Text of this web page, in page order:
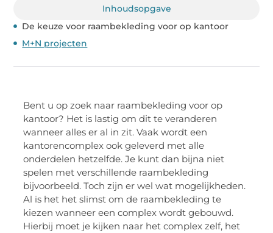
Inhoudsopgave
De keuze voor raambekleding voor op kantoor
M+N projecten
Bent u op zoek naar raambekleding voor op
kantoor? Het is lastig om dit te veranderen
wanneer alles er al in zit. Vaak wordt een
kantorencomplex ook geleverd met alle
onderdelen hetzelfde. Je kunt dan bijna niet
spelen met verschillende raambekleding
bijvoorbeeld. Toch zijn er wel wat mogelijkheden.
Al is het het slimst om de raambekleding te
kiezen wanneer een complex wordt gebouwd.
Hierbij moet je kijken naar het complex zelf, het